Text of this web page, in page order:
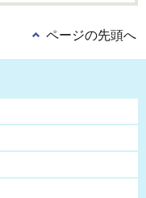
ページの先頭へ